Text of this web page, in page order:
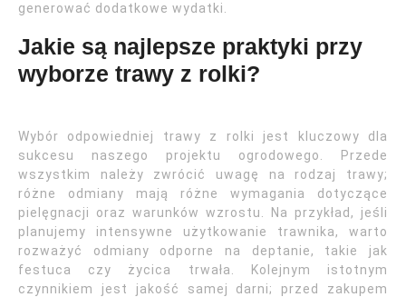
generować dodatkowe wydatki.
Jakie są najlepsze praktyki przy
wyborze trawy z rolki?
Wybór odpowiedniej trawy z rolki jest kluczowy dla
sukcesu naszego projektu ogrodowego. Przede
wszystkim należy zwrócić uwagę na rodzaj trawy;
różne odmiany mają różne wymagania dotyczące
pielęgnacji oraz warunków wzrostu. Na przykład, jeśli
planujemy intensywne użytkowanie trawnika, warto
rozważyć odmiany odporne na deptanie, takie jak
festuca czy życica trwała. Kolejnym istotnym
czynnikiem jest jakość samej darni; przed zakupem